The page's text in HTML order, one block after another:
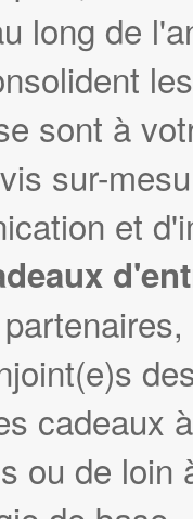
long de
sont à
sur-
et
cadeaux
ou de